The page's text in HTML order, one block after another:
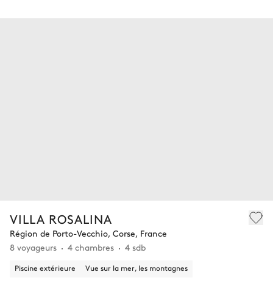
VILLA ROSALINA
Région de Porto-Vecchio, Corse, France
8 voyageurs
4 chambres 4 sdb
Piscine extérieure Vue sur la mer, les montagnes